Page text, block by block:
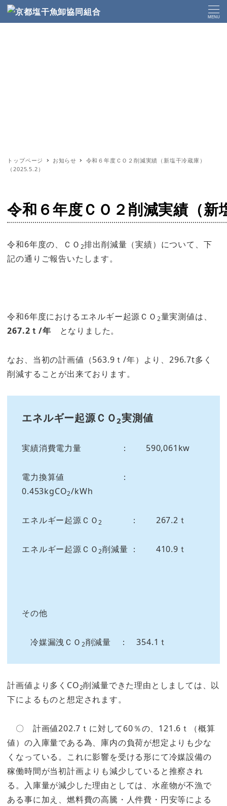
MENU
トップページ お知らせ
令和６年度ＣＯ２削減実績（新塩干冷蔵庫）
（2025.5.2）
令和６年度ＣＯ２削減実績（
令和6年度の、ＣＯ 2排出削減量（実績）について、下
記の通りご報告いたします。
令和6年度におけるエネルギー起源ＣＯ 2量実測値は、
267.2ｔ/年 となりました。
なお、当初の計画値（563.9ｔ/年）より、296.7t多く
削減することが出来ております。
エネルギー起源ＣＯ2実測値
実績消費電力量 ： 590,061kw
電力換算値 ：
0.453kgCO2/kWh
エネルギー起源ＣＯ2 ： 267.2ｔ
エネルギー起源ＣＯ2削減量 ： 410.9ｔ
その他
冷媒漏洩ＣＯ 2削減量 ： 354.1ｔ
計画値より多くCO2削減量できた理由としましては、以
下によるものと想定されます。
〇 計画値202.7ｔに対して60％の、121.6ｔ（概算
値）の入庫量である為、庫内の負荷が想定よりも少な
くなっている。これに影響を受ける形にて冷媒設備の
稼働時間が当初計画よりも減少していると推察され
る。入庫量が減少した理由としては、水産物が不漁で
ある事に加え、燃料費の高騰・人件費・円安等による